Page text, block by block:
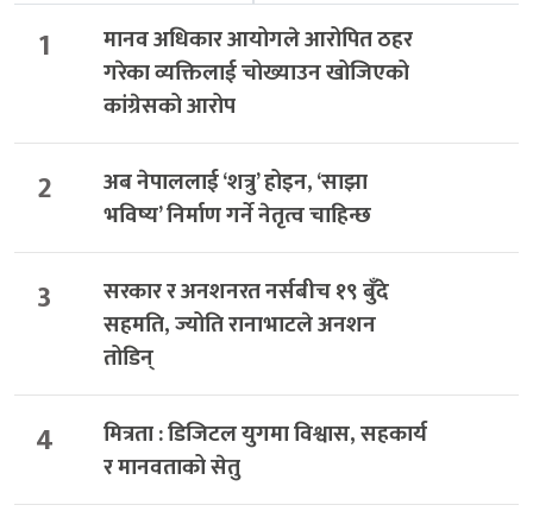
1
मानव अधिकार आयोगले आरोपित ठहर
गरेका व्यक्तिलाई चोख्याउन खोजिएको
कांग्रेसको आरोप
2
अब नेपाललाई ‘शत्रु’ होइन, ‘साझा
भविष्य’ निर्माण गर्ने नेतृत्व चाहिन्छ
3
सरकार र अनशनरत नर्सबीच १९ बुँदे
सहमति, ज्योति रानाभाटले अनशन
तोडिन्
4
मित्रता : डिजिटल युगमा विश्वास, सहकार्य
र मानवताको सेतु